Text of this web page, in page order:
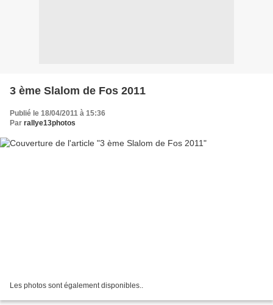
3 ème Slalom de Fos 2011
Publié le 18/04/2011 à 15:36
Par rallye13photos
Les photos sont également disponibles..